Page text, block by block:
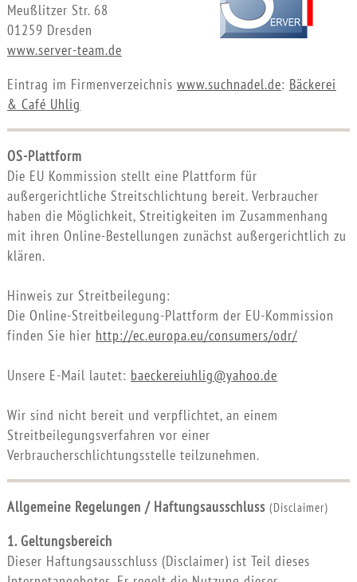
Meußlitzer Str. 68
01259 Dresden
www.server-team.de
Eintrag im Firmenverzeichnis www.suchnadel.de: Bäckerei
& Café Uhlig
OS-Plattform
Die EU Kommission stellt eine Plattform für
außergerichtliche Streitschlichtung bereit. Verbraucher
haben die Möglichkeit, Streitigkeiten im Zusammenhang
mit ihren Online-Bestellungen zunächst außergerichtlich zu
klären.
Hinweis zur Streitbeilegung:
Die Online-Streitbeilegung-Plattform der EU-Kommission
finden Sie hier http://ec.europa.eu/consumers/odr/
Unsere E-Mail lautet: baeckereiuhlig@yahoo.de
Wir sind nicht bereit und verpflichtet, an einem
Streitbeilegungsverfahren vor einer
Verbraucherschlichtungsstelle teilzunehmen.
Allgemeine Regelungen / Haftungsausschluss (Disclaimer)
1. Geltungsbereich
Dieser Haftungsausschluss (Disclaimer) ist Teil dieses